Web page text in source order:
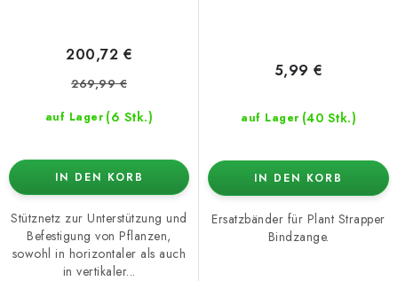
auf Lager (6 Stk.)
200,72 €
269,99 €
IN DEN KORB
Stütznetz zur Unterstützung und
Befestigung von Pflanzen,
sowohl in horizontaler als auch
in vertikaler...
auf Lager (40 Stk.)
5,99 €
IN DEN KORB
Ersatzbänder für Plant Strapper
Bindzange.